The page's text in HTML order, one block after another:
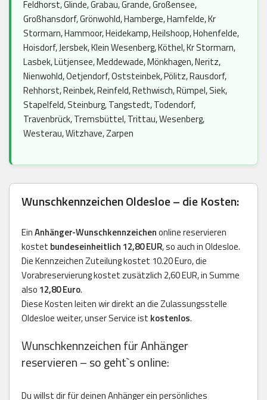
Feldhorst, Glinde, Grabau, Grande, Großensee,
Großhansdorf, Grönwohld, Hamberge, Hamfelde, Kr
Stormarn, Hammoor, Heidekamp, Heilshoop, Hohenfelde,
Hoisdorf, Jersbek, Klein Wesenberg, Köthel, Kr Stormarn,
Lasbek, Lütjensee, Meddewade, Mönkhagen, Neritz,
Nienwohld, Oetjendorf, Oststeinbek, Pölitz, Rausdorf,
Rehhorst, Reinbek, Reinfeld, Rethwisch, Rümpel, Siek,
Stapelfeld, Steinburg, Tangstedt, Todendorf,
Travenbrück, Tremsbüttel, Trittau, Wesenberg,
Westerau, Witzhave, Zarpen
Wunschkennzeichen Oldesloe – die Kosten:
EinAnhänger-Wunschkennzeichenonline reservieren
kostet bundeseinheitlich 12,80 EUR, so auch in Oldesloe.
Die Kennzeichen Zuteilung kostet 10.20 Euro, die
Vorabreservierung kostet zusätzlich 2,60 EUR, in Summe
also 12,80 Euro.
Diese Kosten leiten wir direkt an die Zulassungsstelle
Oldesloe weiter, unser Service ist kostenlos.
Wunschkennzeichen für Anhänger
reservieren – so geht`s online:
Du willst dir für deinen Anhänger ein persönliches